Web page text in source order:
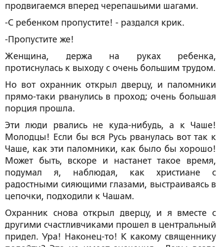
продвигаемся вперед черепашьими шагами.
-С ребенком пропустите! - раздался крик.
-Пропустите же!
Женщина, держа на руках ребенка,
протиснулась к выходу с очень большим трудом.
Но вот охранник открыл дверцу, и паломники
прямо-таки рванулись в проход; очень большая
порция прошла.
Эти люди рвались не куда-нибудь, а к Чаше!
Молодцы! Если бы вся Русь рванулась вот так к
Чаше, как эти паломники, как было бы хорошо!
Может быть, вскоре и настанет такое время,
подумал я, наблюдая, как христиане с
радостными сияющими глазами, выстраиваясь в
цепочки, подходили к Чашам.
Охранник снова открыл дверцу, и я вместе с
другими счастливчиками прошел в центральный
придел. Ура! Наконец-то! К какому священнику